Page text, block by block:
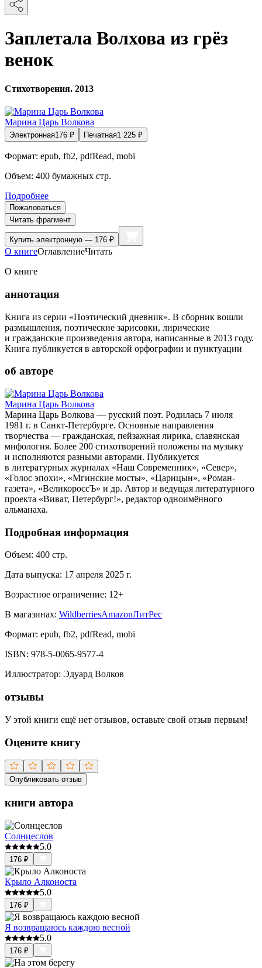
Заплетала Волхова из грёз
венок
Стихотворения. 2013
Марина Царь Волкова
Электронная176 ₽ Печатная1 225 ₽
Формат: epub, fb2, pdfRead, mobi
Объем: 400 бумажных стр.
Подробнее
Пожаловаться
Читать фрагмент
Купить электронную — 176 ₽
О книгеОглавлениеЧитать
О книге
аннотация
Книга из серии «Поэтический дневник». В сборник вошли
размышления, поэтические зарисовки, лирические
и гражданские произведения автора, написанные в 2013 году.
Книга публикуется в авторской орфографии и пунктуации
об авторе
Марина Царь Волкова
Марина Царь Волкова — русский поэт. Родилась 7 июля
1981 г. в Санкт-Петербурге. Основные направления
творчества — гражданская, пейзажная лирика, славянская
мифология. Более 200 стихотворений положены на музыку
и исполняются разными авторами. Публикуется
в литературных журналах «Наш Современник», «Север»,
«Голос эпохи», «Мгинские мосты», «Царицын», «Роман-
газета», «ВеликороссЪ» и др. Автор и ведущая литературного
проекта «Виват, Петербург!», редактор одноимённого
альманаха.
Подробная информация
Объем: 400 стр.
Дата выпуска: 17 апреля 2025 г.
Возрастное ограничение: 12+
В магазинах: WildberriesAmazonЛитРес
Формат: epub, fb2, pdfRead, mobi
ISBN: 978-5-0065-9577-4
Иллюстратор: Эдуард Волков
отзывы
У этой книги ещё нет отзывов, оставьте свой отзыв первым!
Оцените книгу
Опубликовать отзыв
книги автора
Солнцеслов
5.0
176 ₽
Крыло Алконоста
5.0
176 ₽
Я возвращаюсь каждою весной
5.0
176 ₽